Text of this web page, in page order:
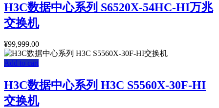
H3C数据中心系列 S6520X-54HC-HI万兆
交换机
¥99,999.00
Add to cart
H3C数据中心系列 H3C S5560X-30F-HI
交换机